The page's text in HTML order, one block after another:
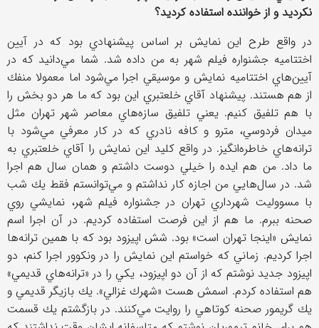
نكرديد و از خواننده استفاده كرديد؟
در واقع طرح اين نمايش بر اساس پيشنهادي بود كه در آيين
اختتاميه جشنواره فيلم شهر به من داده شد. شما مي‌دانيد كه در
آيين‌هاي اختتاميه نمايش و موسيقي اجرا مي‌شود اما معمولا منفك
از هم هستند. پيشنهاد آقاي خلعتبري اين بود كه ما هر دو بخش را
با هم تلفيق كنيم. يعني تلفيق سازه‌هاي معاصر شهر تهران مثل
ميدان فردوسي، مترو و كافه نادري كه در كار معرفي مي‌شود با
ترانه‌هاي خاطره‌انگيز. در واقع كليد اين نمايش را آقاي خلعتبري به
ما داد. من هم ايده را خيلي دوست داشتم و همان سال هم اجرا
شد. در سال‌هايي من اجازه كار نداشتم و مي‌توانستم فقط يك شب
با مسووليت شهرداري تهران در جشنواره فيلم شهر، نمايشي روي
صحنه ببرم. ما هم از اين فرصت استفاده كرديم. در آن اجرا اسم
نمايش «اينجا تهران است» بود. شش اپيزود بود كه با همين ترانه‌ها
اجرا كرديم. زماني كه خواستم اين نمايش را در ونكوور اجرا كنم، دو
اپيزود جديد نوشتم كه از آن دو اپيزود، يكي را در «ترانه‌هاي قديمي»
هم استفاده كردم. اسمش هست «شهرك غزالي». يك بازيگر قديمي و
يك گريمور صحنه كوتاهي را روايت مي‌كنند. در بازگشتم يك قسمت